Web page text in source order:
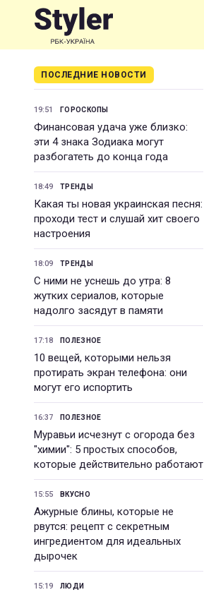
ПОСЛЕДНИЕ НОВОСТИ
19:51 ГОРОСКОПЫ
Финансовая удача уже близко:
эти 4 знака Зодиака могут
разбогатеть до конца года
18:49 ТРЕНДЫ
Какая ты новая украинская песня:
проходи тест и слушай хит своего
настроения
18:09 ТРЕНДЫ
С ними не уснешь до утра: 8
жутких сериалов, которые
надолго засядут в памяти
17:18 ПОЛЕЗНОЕ
10 вещей, которыми нельзя
протирать экран телефона: они
могут его испортить
16:37 ПОЛЕЗНОЕ
Муравьи исчезнут с огорода без
"химии": 5 простых способов,
которые действительно работают
15:55 ВКУСНО
Ажурные блины, которые не
рвутся: рецепт с секретным
ингредиентом для идеальных
дырочек
15:19 ЛЮДИ